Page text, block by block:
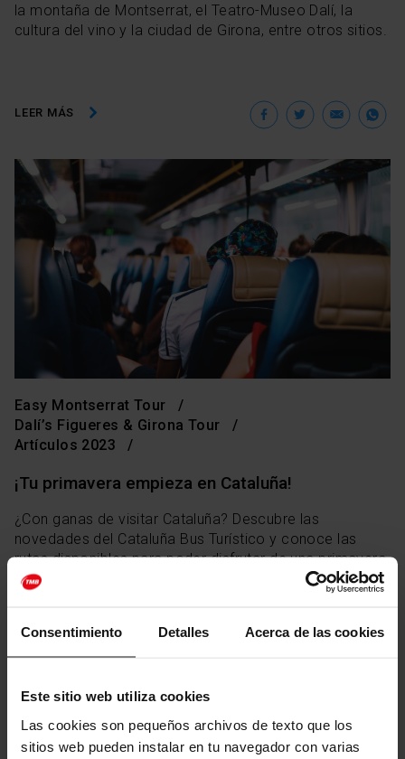
Consentimiento Detalles Acerca de las cookies
Este sitio web utiliza cookies
Las cookies son pequeños archivos de texto que los
sitios web pueden instalar en tu navegador con varias
la montaña de Montserrat, el Teatro-Museo Dalí, la
cultura del vino y la ciudad de Girona, entre otros sitios.
LEER MÁS Facebook
Twitter
Easy Montserrat Tour
Dalí’s Figueres & Girona Tour
Artículos 2023
¡Tu primavera empieza en Cataluña!
¿Con ganas de visitar Cataluña? Descubre las
novedades del Cataluña Bus Turístico y conoce las
rutas disponibles para poder disfrutar de una primavera
y un verano inolvidable! ¡Hola Barcelona te lleva!
LEER MÁS